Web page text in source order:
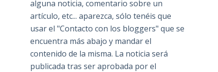
alguna noticia, comentario sobre un
artículo, etc... aparezca, sólo tenéis que
usar el "Contacto con los bloggers" que se
encuentra más abajo y mandar el
contenido de la misma. La noticia será
publicada tras ser aprobada por el